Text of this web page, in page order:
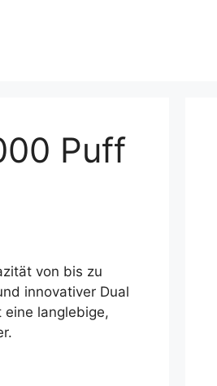
Puff
von bis zu
innovativer Dual
eine langlebige,